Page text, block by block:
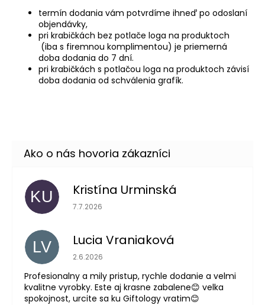
termín dodania vám potvrdíme ihneď po odoslaní
objendávky,
pri krabičkách bez potlače loga na produktoch
(iba s firemnou komplimentou) je priemerná
doba dodania do 7 dní.
pri krabičkách s potlačou loga na produktoch závisí
doba dodania od schválenia grafík.
KU Kristína Urminská
Hodnotenie obchodu je 5 z 5 hviezdičiek.
7.7.2026
LV Lucia Vraniaková
Hodnotenie obchodu je 5 z 5 hviezdičiek.
2.6.2026
Profesionalny a mily pristup, rychle dodanie a velmi
kvalitne vyrobky. Este aj krasne zabalene😊 velka
spokojnost, urcite sa ku Giftology vratim😊